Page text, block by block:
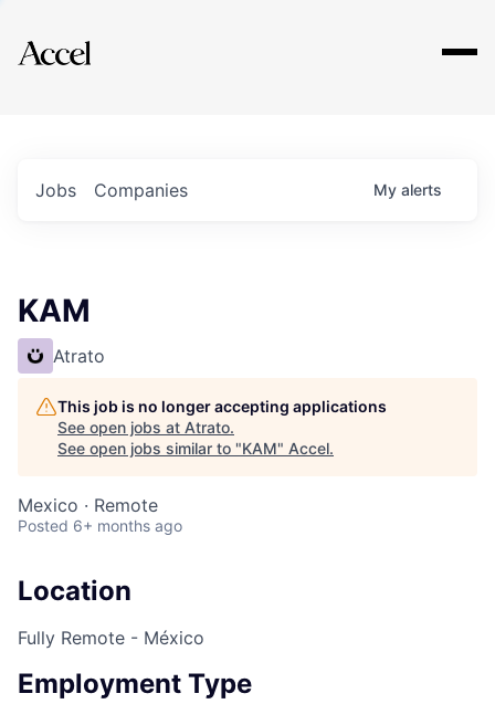
Explore
Jobs Companies My alerts
KAM
Atrato
This job is no longer accepting applications
See open jobs at Atrato.
See open jobs similar to "KAM" Accel.
Mexico · Remote
Posted 6+ months ago
Location
Fully Remote - México
Employment Type